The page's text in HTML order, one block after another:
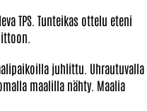
TPS. Tunteikas ottelu eteni
juhlittu. Uhrautuvalla
maalilla nähty. Maalia